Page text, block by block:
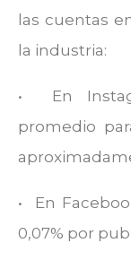
las cuentas
la industria:
• En
promedio
• En
0,07% por